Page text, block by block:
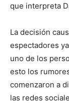
que interpreta
La decisión
espectadores
uno de los
esto los
comenzaron a
las redes